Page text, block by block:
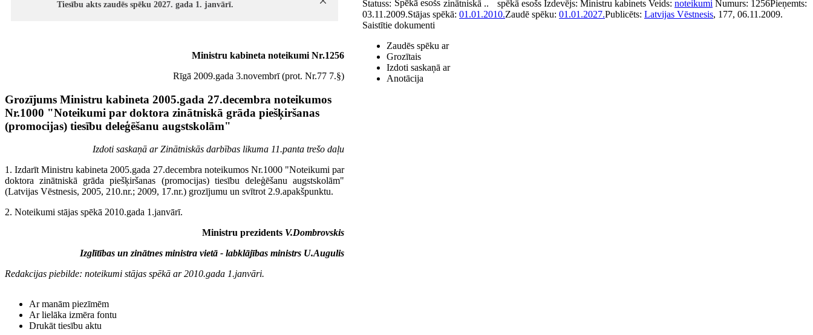
Tiesību akts zaudēs spēku 2027. gada 1. janvārī.
Ministru kabineta noteikumi Nr.1256
Rīgā 2009.gada 3.novembrī (prot. Nr.77 7.§)
Grozījums Ministru kabineta 2005.gada 27.decembra noteikumos
Nr.1000 "Noteikumi par doktora zinātniskā grāda piešķiršanas
(promocijas) tiesību deleģēšanu augstskolām"
Izdoti saskaņā ar Zinātniskās darbības likuma 11.panta trešo daļu
1. Izdarīt Ministru kabineta 2005.gada 27.decembra noteikumos Nr.1000 "Noteikumi par
doktora zinātniskā grāda piešķiršanas (promocijas) tiesību deleģēšanu augstskolām"
(Latvijas Vēstnesis, 2005, 210.nr.; 2009, 17.nr.) grozījumu un svītrot 2.9.apakšpunktu.
2. Noteikumi stājas spēkā 2010.gada 1.janvārī.
Ministru prezidents V.Dombrovskis
Izglītības un zinātnes ministra vietā - labklājības ministrs U.Augulis
Redakcijas piebilde: noteikumi stājas spēkā ar 2010.gada 1.janvāri.
zinātniskā ..
Statuss: Spēkā esošs spēkā esošs Izdevējs: Ministru kabinets Veids: noteikumi Numurs: 1256Pieņemts:
03.11.2009.Stājas spēkā: 01.01.2010.Zaudē spēku: 01.01.2027.Publicēts: Latvijas Vēstnesis, 177, 06.11.2009.
Saistītie dokumenti
Zaudēs spēku ar
Grozītais
Izdoti saskaņā ar
Anotācija
Ar manām piezīmēm
Ar lielāka izmēra fontu
Drukāt tiesību aktu